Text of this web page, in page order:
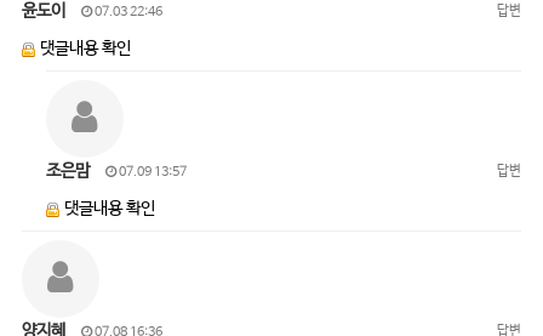
윤도이 07.03 22:46 답변
댓글내용 확인
조은맘 07.09 13:57 답변
댓글내용 확인
양지혜 07.08 16:36 답변